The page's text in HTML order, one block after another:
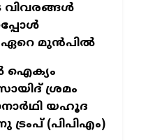
വിവരങ്ങൾ
ഏറെ മുൻപിൽ
ഐക്യം
ശ്രമം
യഹൂദ
ട്രംപ് (പിപിഎം)